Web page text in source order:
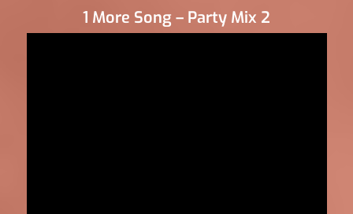
1 More Song – Party Mix 2